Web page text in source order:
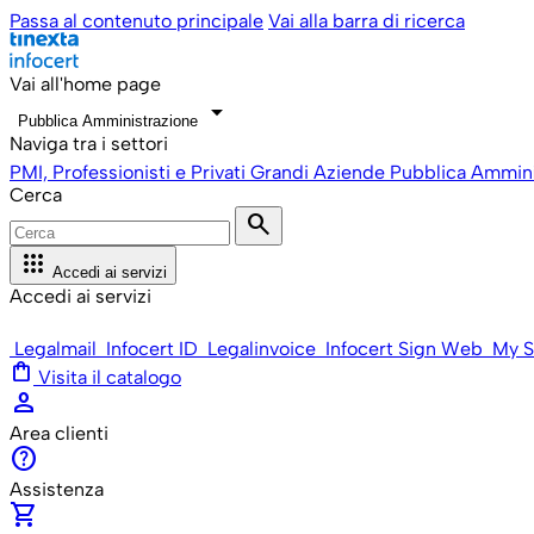
Passa al contenuto principale Vai alla barra di ricerca
Vai all'home page
Pubblica Amministrazione arrow_drop_down
Naviga tra i settori
PMI, Professionisti e Privati Grandi Aziende Pubblica
Cerca
search
apps Accedi ai servizi
Accedi ai servizi
Legalmail Infocert ID Legalinvoice Infocert Sign Web My
shopping_bag Visita il catalogo
person
Area clienti
help
Assistenza
shopping_cart